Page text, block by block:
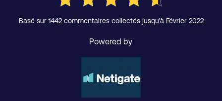
Basé sur 1442 commentaires collectés jusqu’à Février 2022
Powered by